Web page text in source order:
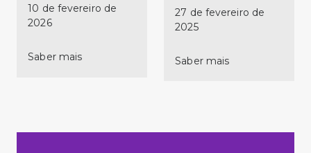
10 de fevereiro de
2026
Saber mais
27 de fevereiro de
2025
Saber mais